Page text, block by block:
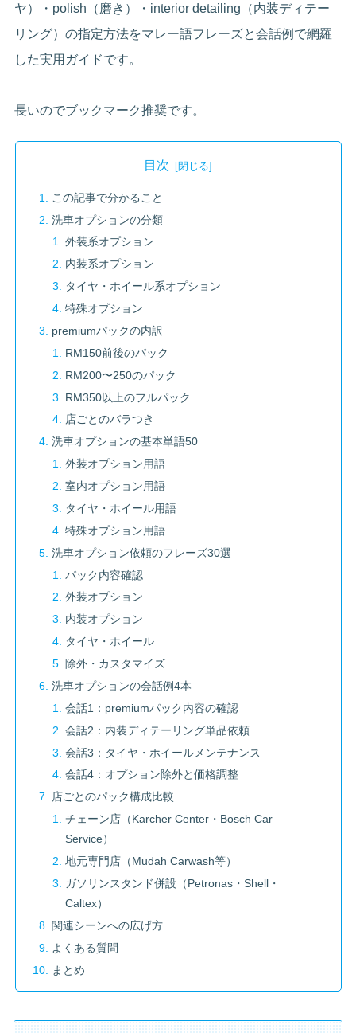
ヤ）・polish（磨き）・interior detailing（内装ディテー
リング）の指定方法をマレー語フレーズと会話例で網羅
した実用ガイドです。
長いのでブックマーク推奨です。
目次
この記事で分かること
洗車オプションの分類
外装系オプション
内装系オプション
タイヤ・ホイール系オプション
特殊オプション
premiumパックの内訳
RM150前後のパック
RM200〜250のパック
RM350以上のフルパック
店ごとのバラつき
洗車オプションの基本単語50
外装オプション用語
室内オプション用語
タイヤ・ホイール用語
特殊オプション用語
洗車オプション依頼のフレーズ30選
パック内容確認
外装オプション
内装オプション
タイヤ・ホイール
除外・カスタマイズ
洗車オプションの会話例4本
会話1：premiumパック内容の確認
会話2：内装ディテーリング単品依頼
会話3：タイヤ・ホイールメンテナンス
会話4：オプション除外と価格調整
店ごとのパック構成比較
チェーン店（Karcher Center・Bosch Car
Service）
地元専門店（Mudah Carwash等）
ガソリンスタンド併設（Petronas・Shell・
Caltex）
関連シーンへの広げ方
よくある質問
まとめ